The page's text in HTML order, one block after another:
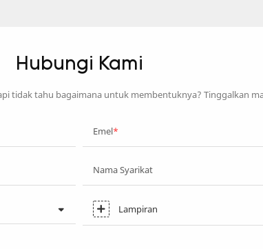
Hubungi Kami
tidak tahu bagaimana untuk membentuknya? Tinggalkan
Emel
Nama Syarikat
Lampiran